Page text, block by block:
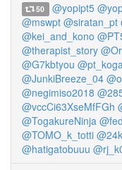
50 @yopipt5
@mswpt @siratan_pt
@kei_and_kono
@therapist_story
@G7kbtyou
@JunkiBreeze_04
@negimiso2018
@vccCi63XseMfFGh
@TogakureNinja
@TOMO_k_totti
@hatigatobuuu